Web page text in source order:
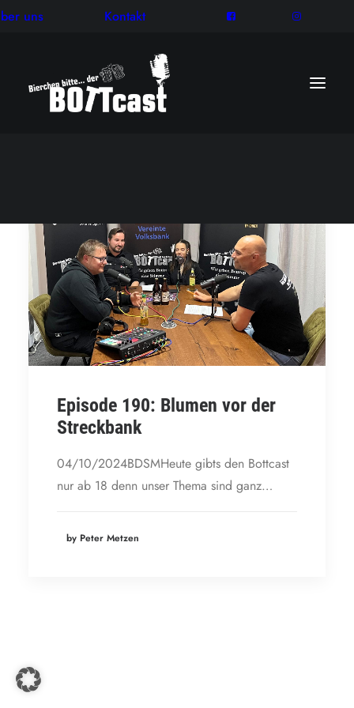
uns Kontakt
Episode 190: Blumen vor der
Streckbank
04/10/2024BDSMHeute gibts den Bottcast
nur ab 18 denn unser Thema sind ganz…
by Peter Metzen